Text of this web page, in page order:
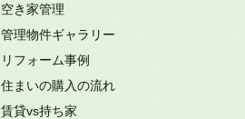
空き家管理
管理物件ギャラリー
リフォーム事例
住まいの購入の流れ
賃貸vs持ち家